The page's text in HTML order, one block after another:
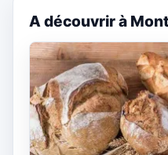
A découvrir à